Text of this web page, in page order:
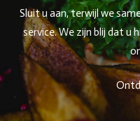
Sluit u aan, terwijl we
service. We zijn blij dat u